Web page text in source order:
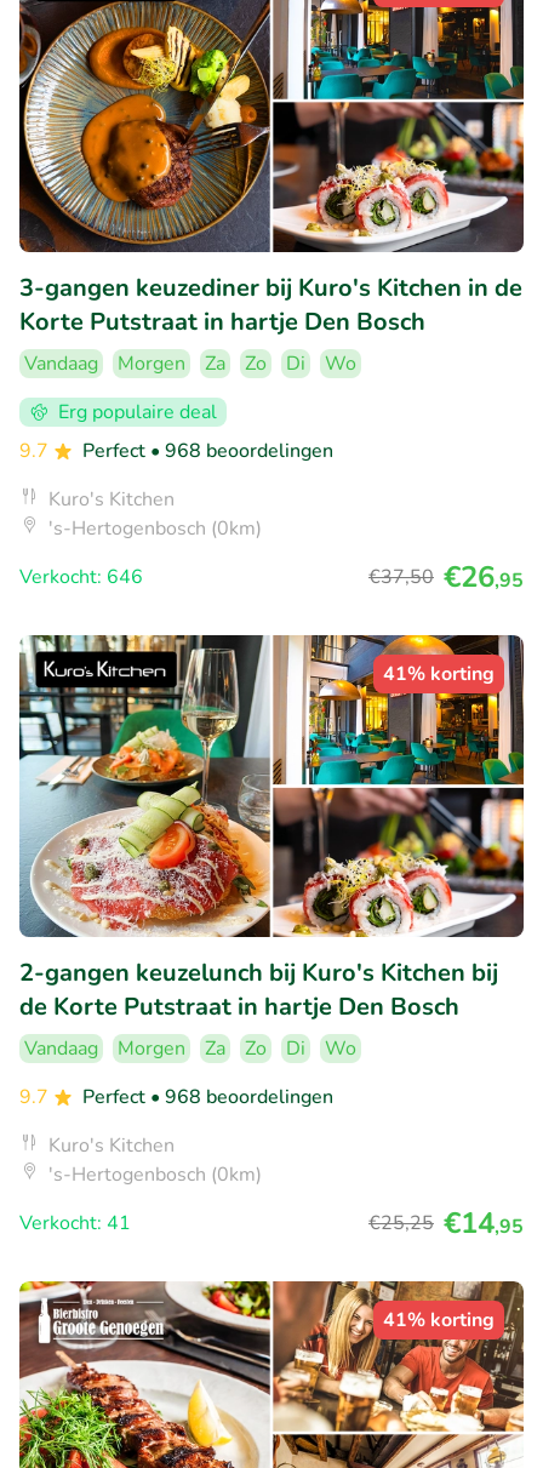
3-gangen keuzediner bij Kuro's Kitchen in de
Korte Putstraat in hartje Den Bosch
Vandaag Morgen Za Zo Di
Wo
Erg populaire deal
9.7
Perfect • 968 beoordelingen
Kuro's Kitchen
's-Hertogenbosch (0km)
Verkocht: 646
€37,50 €26,95
41% korting
2-gangen keuzelunch bij Kuro's Kitchen bij
de Korte Putstraat in hartje Den Bosch
Vandaag Morgen Za Zo Di
Wo
9.7
Perfect • 968 beoordelingen
Kuro's Kitchen
's-Hertogenbosch (0km)
Verkocht: 41
€25,25 €14,95
41% korting